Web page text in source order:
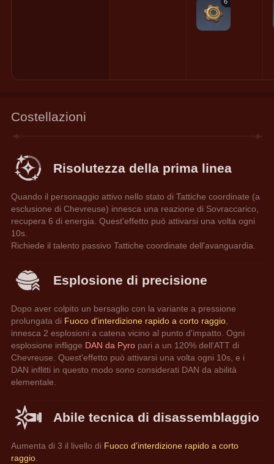
Costellazioni
Risolutezza della prima linea
Quando il personaggio attivo nello stato di Tattiche coordinate (a
esclusione di Chevreuse) innesca una reazione di Sovraccarico,
recupera 6 di energia. Quest'effetto può attivarsi una volta ogni
10s.
Richiede il talento passivo Tattiche coordinate dell'avanguardia.
Esplosione di precisione
Dopo aver colpito un bersaglio con la variante a pressione
prolungata di Fuoco d'interdizione rapido a corto raggio,
innesca 2 esplosioni a catena vicino al punto d'impatto. Ogni
esplosione infligge DAN da Pyro pari a un 120% dell'ATT di
Chevreuse. Quest'effetto può attivarsi una volta ogni 10s, e i
DAN inflitti in questo modo sono considerati DAN da abilità
elementale.
Abile tecnica di disassemblaggio
Aumenta di 3 il livello di Fuoco d'interdizione rapido a corto
raggio